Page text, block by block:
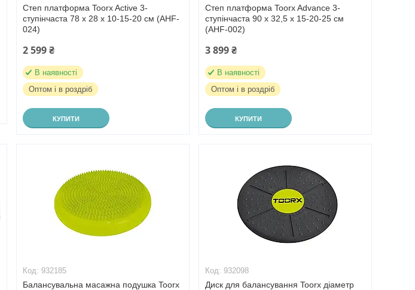
Степ платформа Toorx Active 3-
ступінчаста 78 х 28 х 10-15-20 см (AHF-
024)
2 599 ₴
В наявності
Оптом і в роздріб
КУПИТИ
Степ платформа Toorx Advance 3-
ступінчаста 90 х 32,5 х 15-20-25 см
(AHF-002)
3 899 ₴
В наявності
Оптом і в роздріб
КУПИТИ
932185
Балансувальна масажна подушка Toorx
932098
Диск для балансування Toorx діаметр